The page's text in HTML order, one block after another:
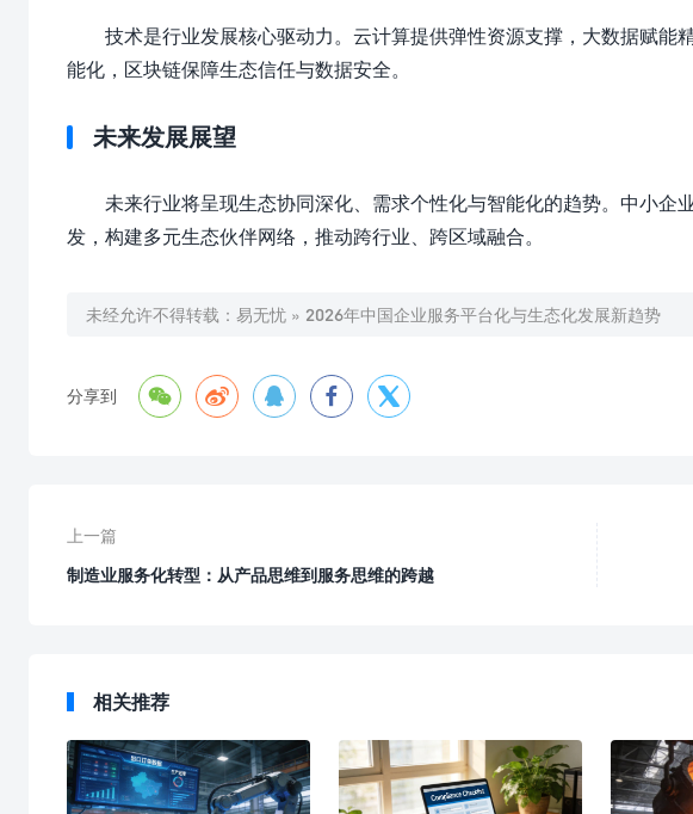
技术是行业发展核心驱动力。云计算提供弹性资源支撑，大数据赋能
能化，区块链保障生态信任与数据安全。
未来发展展望
未来行业将呈现生态协同深化、需求个性化与智能化的趋势。中小企
发，构建多元生态伙伴网络，推动跨行业、跨区域融合。
未经允许不得转载： 易无忧 » 2026年中国企业服务平台化与生态化发展新趋势
分享到     
上一篇
制造业服务化转型：从产品思维到服务思维的跨越
相关推荐